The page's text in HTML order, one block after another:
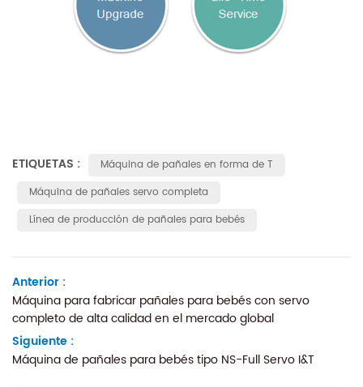
ETIQUETAS :
Máquina de pañales en forma de T
Máquina de pañales servo completa
Línea de producción de pañales para bebés
Anterior :
Máquina para fabricar pañales para bebés con servo
completo de alta calidad en el mercado global
Siguiente :
Máquina de pañales para bebés tipo NS-Full Servo I&T